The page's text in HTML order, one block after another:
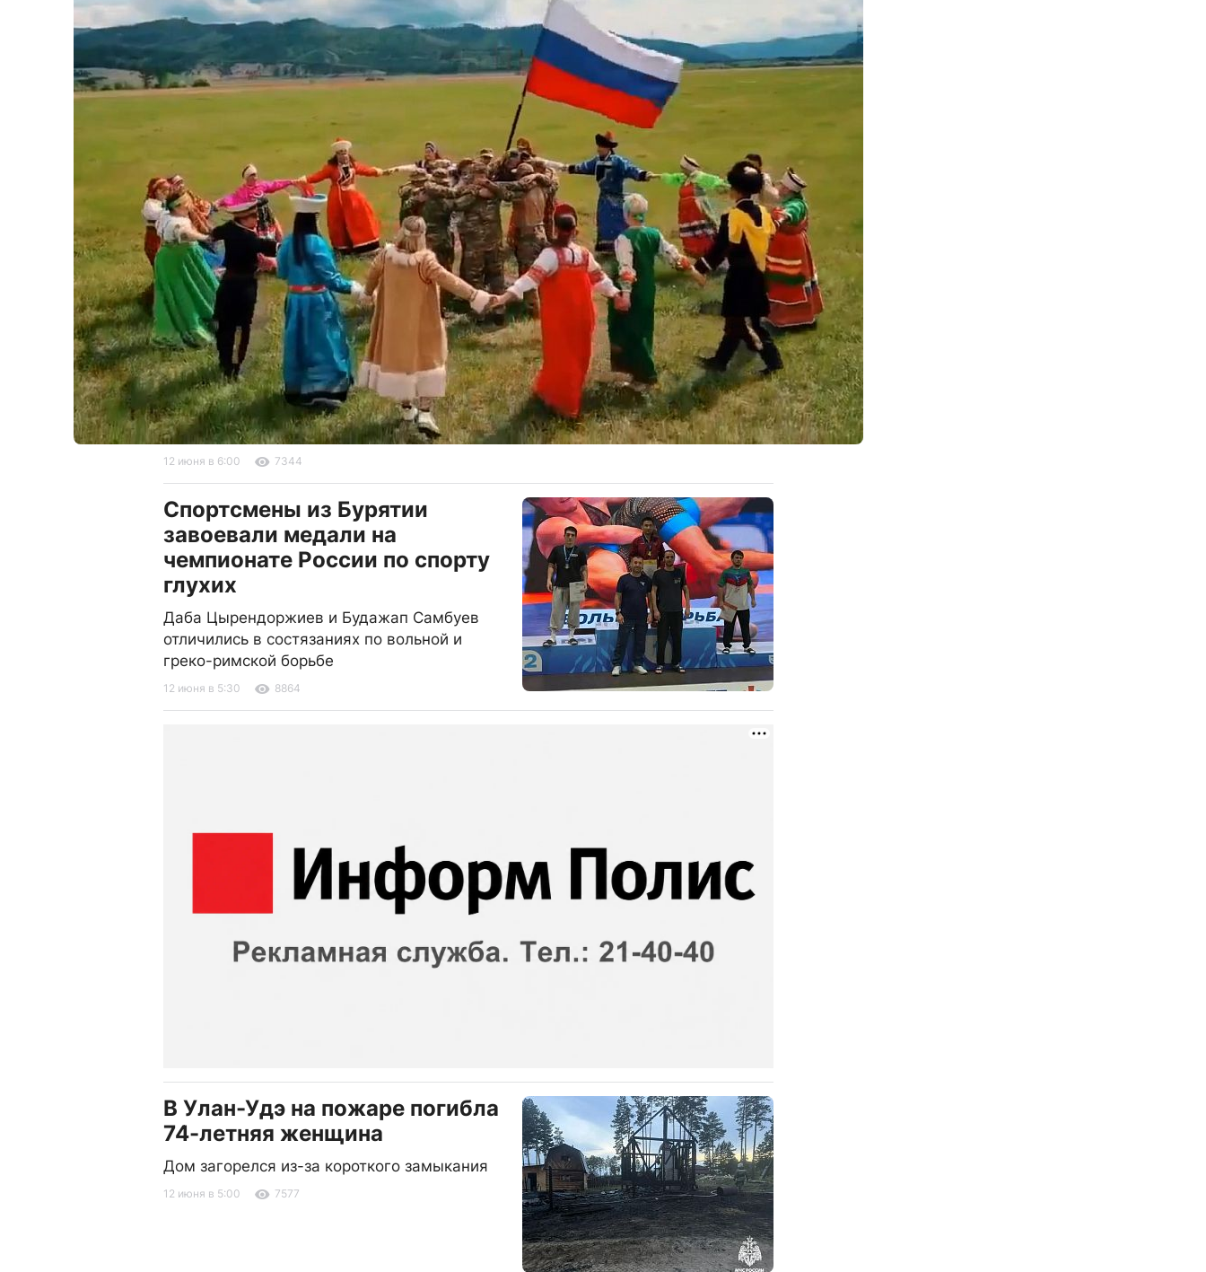
12 июня в 6:00 7344
Спортсмены из Бурятии
завоевали медали на
чемпионате России по спорту
глухих
Даба Цырендоржиев и Будажап Самбуев
отличились в состязаниях по вольной и
греко-римской борьбе
12 июня в 5:30 8864
В Улан-Удэ на пожаре погибла
74-летняя женщина
Дом загорелся из-за короткого замыкания
12 июня в 5:00 7577